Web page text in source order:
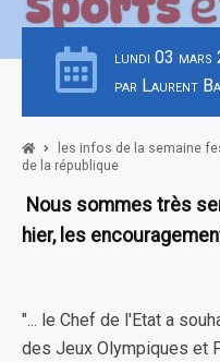
lundi 03 mars
par Laurent
les infos de la semaine
de la république
Nous sommes très
hier, les
"... le Chef de l'Etat a
des Jeux Olympiques et